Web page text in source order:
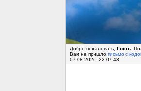
Добро пожаловать, Гость.
Вам не пришло письмо с
07-08-2026, 22:07:43